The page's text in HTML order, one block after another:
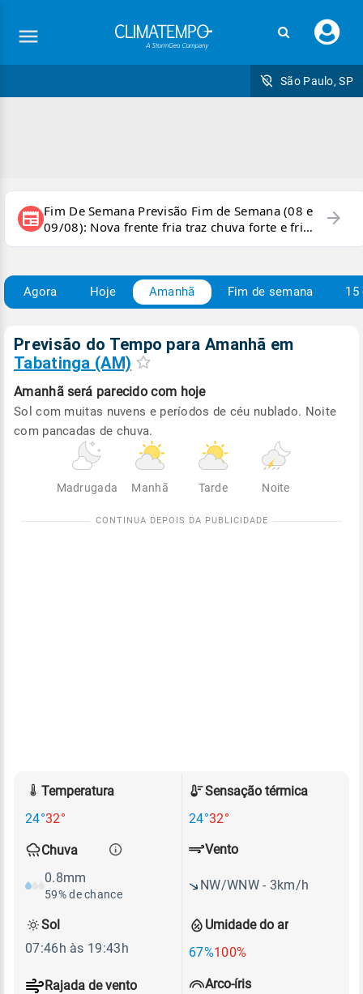
seu
São Paulo, SP
newspaper Fim De Semana Previsão Fim de Semana (08 e
09/08): Nova frente fria traz chuva forte e frio
para áreas do país
arrow_forward
Agora Hoje Amanhã Fim de semana 15
Previsão do Tempo para Amanhã em
Tabatinga (AM)
Amanhã será parecido com hoje
Sol com muitas nuvens e períodos de céu nublado. Noite
com pancadas de chuva.
Madrugada Manhã Tarde Noite
Temperatura
24°32°
Sensação térmica
24°32°
Chuva
0.8mm
59% de chance
Umidade do ar
67%100%
Vento
NW/WNW - 3km/h
Rajada de vento
Sol
07:46h às 19:43h
Arco-íris